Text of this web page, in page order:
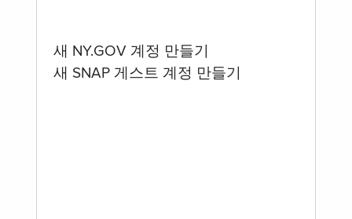
새 NY.GOV 계정 만들기
새 SNAP 게스트 계정 만들기